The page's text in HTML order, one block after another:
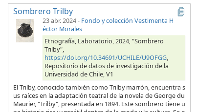
Sombrero Trilby
23 abr. 2024- Fondo y colección Vestimenta H
éctor Morales
Etnografía, Laboratorio, 2024, "Sombrero
Trilby",
https://doi.org/10.34691/UCHILE/U9OFGG,
Repositorio de datos de investigación de la
Universidad de Chile, V1
El Trilby, conocido también como Trilby marrón, encuentra s
us raíces en la adaptación teatral de la novela de George du
Maurier, "Trilby", presentada en 1894. Este sombrero tiene u